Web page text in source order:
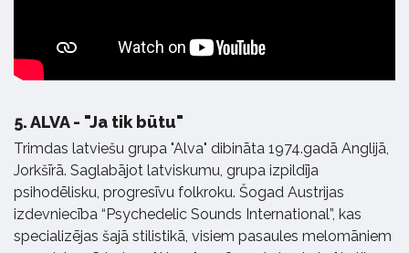
5.ALVA - "Ja tik būtu"
Trimdas latviešu grupa "Alva" dibināta 1974.gadā Anglijā,
Jorkšīrā. Saglabājot latviskumu, grupa izpildīja
psihodēlisku, progresīvu folkroku. Šogad Austrijas
izdevniecība “Psychedelic Sounds International”, kas
specializējas šajā stilistikā, visiem pasaules melomāniem